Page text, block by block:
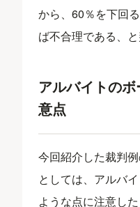
から、60％を下回
ば不合理である、と
アルバイトの
意点
今回紹介した裁判
としては、アルバ
ような点に注意し